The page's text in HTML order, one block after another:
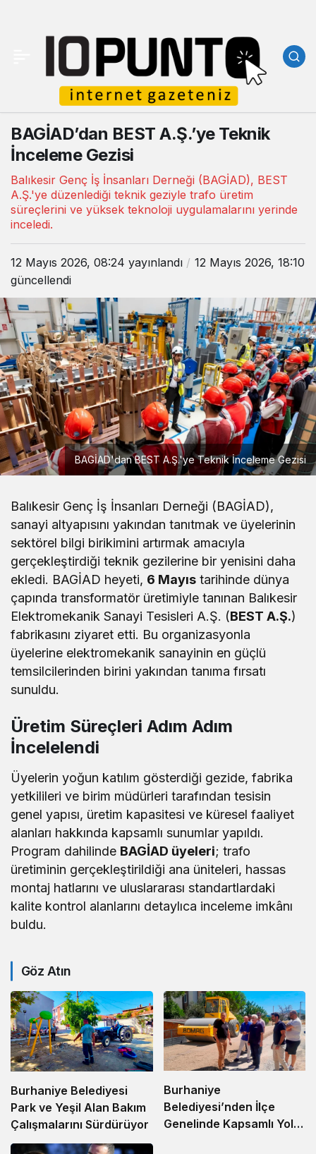
BAGİAD’dan BEST A.Ş.’ye Teknik
İnceleme Gezisi
Balıkesir Genç İş İnsanları Derneği (BAGİAD), BEST
A.Ş.'ye düzenlediği teknik geziyle trafo üretim
süreçlerini ve yüksek teknoloji uygulamalarını yerinde
inceledi.
12 Mayıs 2026, 08:24 yayınlandı
12 Mayıs 2026, 18:10
güncellendi
BAGİAD'dan BEST A.Ş.'ye Teknik İnceleme Gezisi
Balıkesir Genç İş İnsanları Derneği (BAGİAD),
sanayi altyapısını yakından tanıtmak ve üyelerinin
sektörel bilgi birikimini artırmak amacıyla
gerçekleştirdiği teknik gezilerine bir yenisini daha
ekledi. BAGİAD heyeti, 6 Mayıs tarihinde dünya
çapında transformatör üretimiyle tanınan Balıkesir
Elektromekanik Sanayi Tesisleri A.Ş. (BEST A.Ş.)
fabrikasını ziyaret etti. Bu organizasyonla
üyelerine elektromekanik sanayinin en güçlü
temsilcilerinden birini yakından tanıma fırsatı
sunuldu.
Üretim Süreçleri Adım Adım
İncelelendi
Üyelerin yoğun katılım gösterdiği gezide, fabrika
yetkilileri ve birim müdürleri tarafından tesisin
genel yapısı, üretim kapasitesi ve küresel faaliyet
alanları hakkında kapsamlı sunumlar yapıldı.
Program dahilinde BAGİAD üyeleri; trafo
üretiminin gerçekleştirildiği ana üniteleri, hassas
montaj hatlarını ve uluslararası standartlardaki
kalite kontrol alanlarını detaylıca inceleme imkânı
buldu.
Göz Atın
Burhaniye Belediyesi
Park ve Yeşil Alan Bakım
Çalışmalarını Sürdürüyor
Burhaniye
Belediyesi’nden İlçe
Genelinde Kapsamlı Yol